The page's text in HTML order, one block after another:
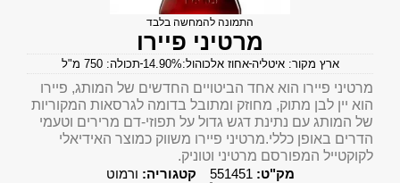
התמונה להמחשה בלבד
מרטיני פיירו
ארץ מקור: איטליה אחוז אלכוהול:14.90% תכולה: 750 מ"ל
מרטיני פיירו הוא אחד הביטויים החדשים של המותג, פיירו
הוא יין לבן מתוק, מחוזק ומתובל בדומה לגרסאות המקוריות
של המותג עם נתינת דגש גדול על תפוזי-דם מרירים וטעמי
הדרים באופן כללי.מרטיני פיירו משווק כמוצר האידיאלי
לקוקטייל המפורסם מרטיני וטוניק.
מק"ט: 551451 קטגוריה: ורמוט